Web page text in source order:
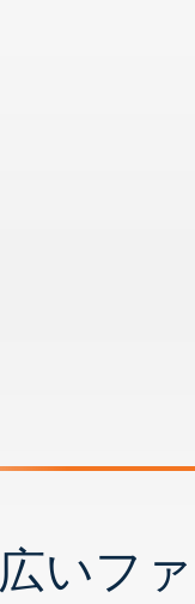
広いフ